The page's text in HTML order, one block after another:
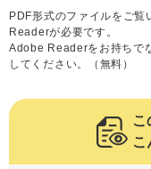
PDF形式のファイルをご
Readerが必要です。
Adobe Readerをお持ちで
してください。（無料）
こ
こ